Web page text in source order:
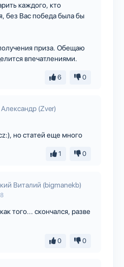
каждого, кто
без Вас победа была бы
приза. Обещаю
впечатлениями.
6 0
(Zver)
но статей еще много
1 0
Виталий (bigmanekb)
того... скончался, разве
0 0